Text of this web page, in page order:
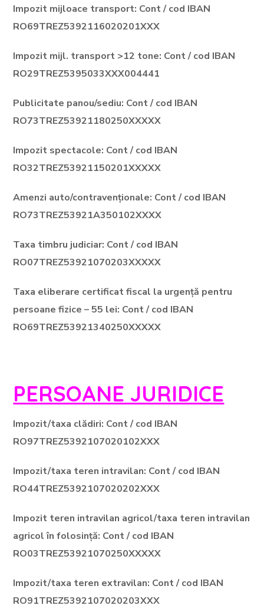
Impozit mijloace transport: Cont / cod IBAN
RO69TREZ5392116020201XXX
Impozit mijl. transport >12 tone: Cont / cod IBAN
RO29TREZ5395033XXX004441
Publicitate panou/sediu: Cont / cod IBAN
RO73TREZ53921180250XXXXX
Impozit spectacole: Cont / cod IBAN
RO32TREZ53921150201XXXXX
Amenzi auto/contravenționale: Cont / cod IBAN
RO73TREZ53921A350102XXXX
Taxa timbru judiciar: Cont / cod IBAN
RO07TREZ53921070203XXXXX
Taxa eliberare certificat fiscal la urgență pentru
persoane fizice – 55 lei: Cont / cod IBAN
RO69TREZ53921340250XXXXX
PERSOANE JURIDICE
Impozit/taxa clădiri: Cont / cod IBAN
RO97TREZ5392107020102XXX
Impozit/taxa teren intravilan: Cont / cod IBAN
RO44TREZ5392107020202XXX
Impozit teren intravilan agricol/taxa teren intravilan
agricol în folosință: Cont / cod IBAN
RO03TREZ53921070250XXXXX
Impozit/taxa teren extravilan: Cont / cod IBAN
RO91TREZ5392107020203XXX